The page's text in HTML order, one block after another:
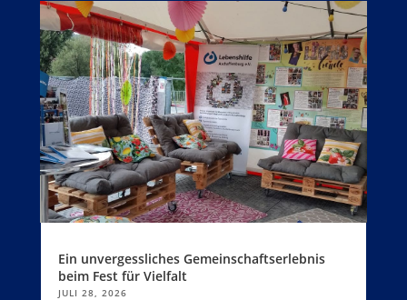
Ein unvergessliches Gemeinschaftserlebnis
beim Fest für Vielfalt
JULI 28, 2026